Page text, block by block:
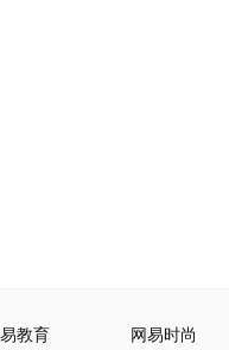
教育 网易时尚